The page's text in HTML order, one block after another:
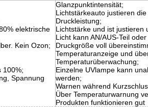
elektrische
Kein Ozon;
100%;
Spannung
Glanzpunktintensität;
Lichtstärkeauto justieren
Druckleistung;
Lichtstärke und ist justieren
Licht kann AN/AUS-Teil
Druckgröße voll
Temperaturanzeige und
Temperaturüberwachung;
Einzelne UVlampe kann
werden;
Warnen während
Über Temperaturwarnung
Produkten funktionieren gut